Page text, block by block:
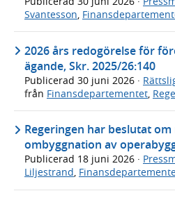
Svantesson,
2026 års redogörelse för
ägande, Skr. 2025/26:140
Publicerad 30 juni 2026 ·
från Finansdepartementet
Regeringen har beslutat
ombyggnation av
Publicerad 18 juni 2026 ·
Liljestrand,